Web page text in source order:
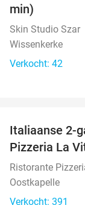
min)
Skin Studio Szar
Wissenkerke
Verkocht: 42
Italiaanse 2-
Pizzeria La
Ristorante
Oostkapelle
Verkocht: 391